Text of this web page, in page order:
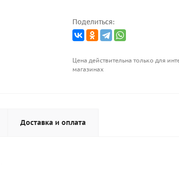
Поделиться:
Цена действительна только для
магазинах
Доставка и оплата